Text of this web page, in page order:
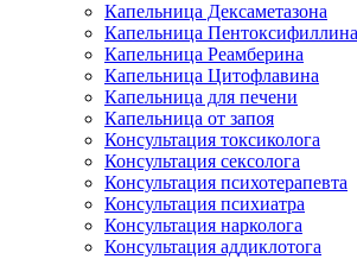
Капельница Дексаметазона
Капельница Пентоксифиллина
Капельница Реамберина
Капельница Цитофлавина
Капельница для печени
Капельница от запоя
Консультация токсиколога
Консультация сексолога
Консультация психотерапевта
Консультация психиатра
Консультация нарколога
Консультация аддиклотога